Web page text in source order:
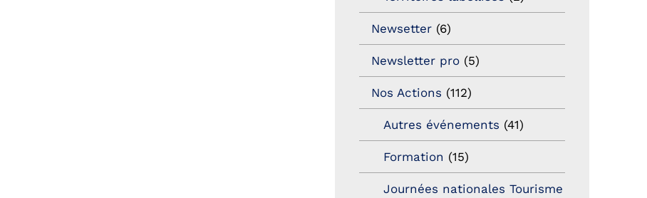
Newsetter (6)
Newsletter pro (5)
Nos Actions (112)
Autres événements (41)
Formation (15)
Journées nationales Tourisme